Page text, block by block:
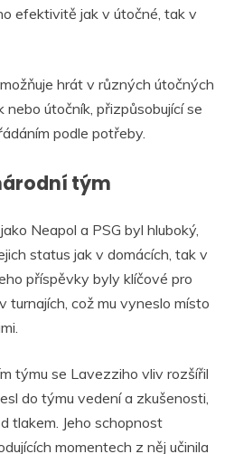
efektivitě jak v útočné, tak v
hrát v různých útočných
nebo útočník, přizpůsobující se
podle potřeby.
tým
Neapol a PSG byl hluboký,
status jak v domácích, tak v
příspěvky byly klíčové pro
turnajích, což mu vyneslo místo
týmu se Lavezziho vliv rozšířil
do týmu vedení a zkušenosti,
tlakem. Jeho schopnost
momentech z něj učinila